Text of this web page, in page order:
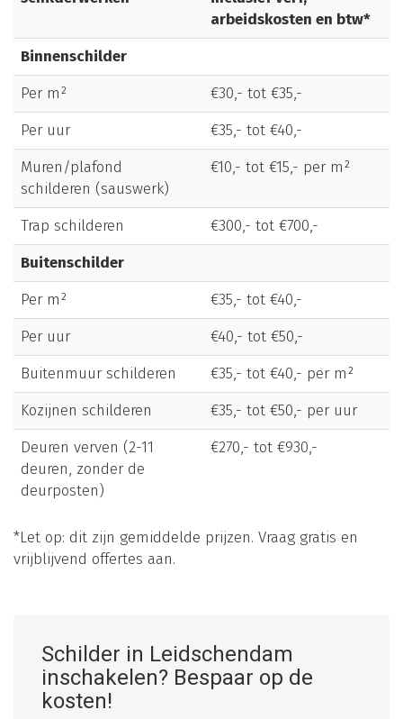
arbeidskosten en btw*
Binnenschilder
Per m²
€30,- tot €35,-
Per uur
€35,- tot €40,-
Muren/plafond
schilderen (sauswerk)
€10,- tot €15,- per m²
Trap schilderen
€300,- tot €700,-
Buitenschilder
Per m²
€35,- tot €40,-
Per uur
€40,- tot €50,-
Buitenmuur schilderen
€35,- tot €40,- per m²
Kozijnen schilderen
€35,- tot €50,- per uur
Deuren verven (2-11
deuren, zonder de
deurposten)
€270,- tot €930,-
*Let op: dit zijn gemiddelde prijzen. Vraag gratis en
vrijblijvend offertes aan.
Schilder in Leidschendam
inschakelen? Bespaar op de
kosten!